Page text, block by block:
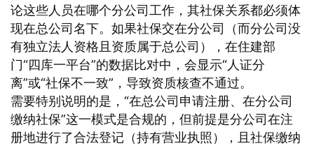
论这些人员在哪个分公司工作，其社保关系都必须体
现在总公司名下。如果社保交在分公司（而分公司没
有独立法人资格且资质属于总公司），在住建部
门“四库一平台”的数据比对中，会显示“人证分
离”或“社保不一致”，导致资质核查不通过。
需要特别说明的是，“在总公司申请注册、在分公司
缴纳社保”这一模式是合规的，但前提是分公司在注
册地进行了合法登记（持有营业执照），且社保缴纳